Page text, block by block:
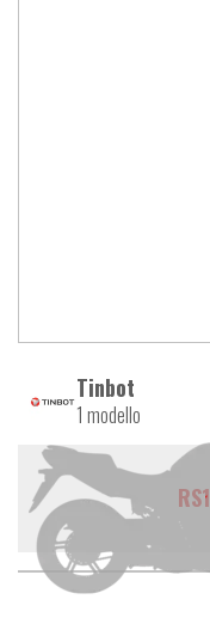
Tinbot
1 modello
RS1